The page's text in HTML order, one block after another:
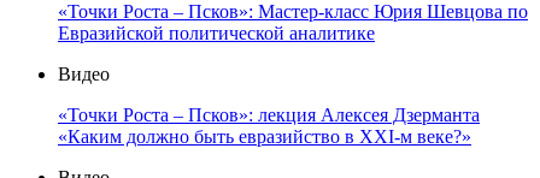
«Точки Роста – Псков»: Мастер-класс Юрия Шевцова по
Евразийской политической аналитике
Видео
«Точки Роста – Псков»: лекция Алексея Дзерманта
«Каким должно быть евразийство в XXI-м веке?»